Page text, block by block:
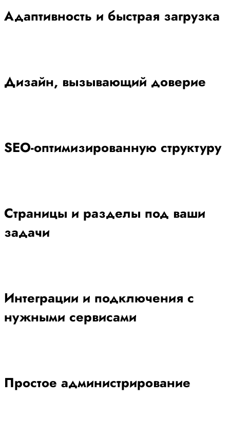
Адаптивность и быстрая загрузка
Дизайн, вызывающий доверие
SEO-оптимизированную структуру
Страницы и разделы под ваши
задачи
Интеграции и подключения с
нужными сервисами
Простое администрирование